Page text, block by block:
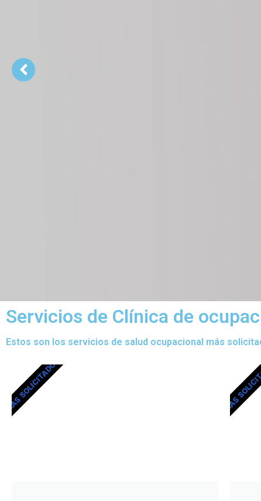
Servicios de Clínica de
Estos son los servicios de salud ocupacional más
MÁS SOLICITADOS MÁS